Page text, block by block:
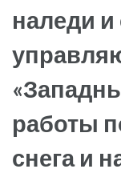
наледи и
работы
снега и